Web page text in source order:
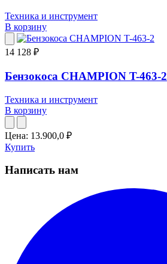
Техника и инструмент
В корзину
14 128 ₽
Бензокоса CHAMPION T-463-2
Техника и инструмент
В корзину
Цена: 13.900,0 ₽
Купить
Написать нам